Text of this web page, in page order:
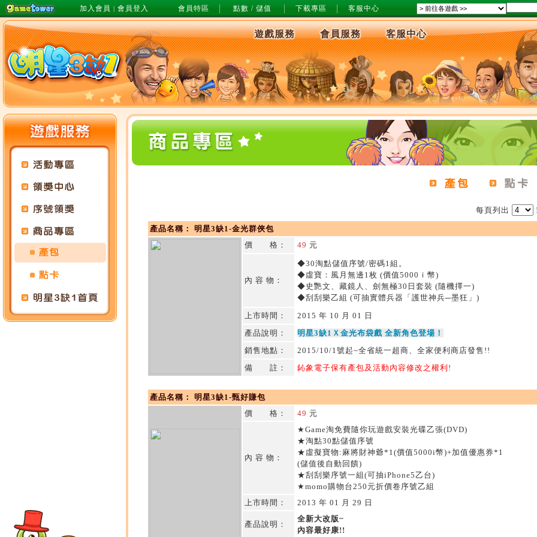
加入會員 | 會員登入 會員特區 點數 / 儲值 下載專區 客服中心
遊戲服務 會員服務 客服中心
每頁列出
產品名稱： 明星3缺1-金光群俠包
價 格：
49 元
內 容 物：
◆30淘點儲值序號/密碼1組。
◆虛寶：風月無邊1枚 (價值5000ｉ幣)
◆史艷文、藏鏡人、劍無極30日套裝 (隨機擇一)
◆刮刮樂乙組 (可抽實體兵器「護世神兵─墨狂」)
上市時間：
2015 年 10 月 01 日
產品說明：
明星3缺1Ｘ金光布袋戲 全新角色登場！
銷售地點：
2015/10/1號起~全省統一超商、全家便利商店發售!!
備 註：
鈊象電子保有產包及活動內容修改之權利!
產品名稱： 明星3缺1-甄好賺包
價 格：
49 元
內 容 物：
★Game淘免費隨你玩遊戲安裝光碟乙張(DVD)
★淘點30點儲值序號
★虛擬寶物:麻將財神爺*1(價值5000i幣)+加值優惠券*1
(儲值後自動回饋)
★刮刮樂序號一組(可抽iPhone5乙台)
★momo購物台250元折價卷序號乙組
上市時間：
2013 年 01 月 29 日
產品說明：
全新大改版~
內容最好康!!